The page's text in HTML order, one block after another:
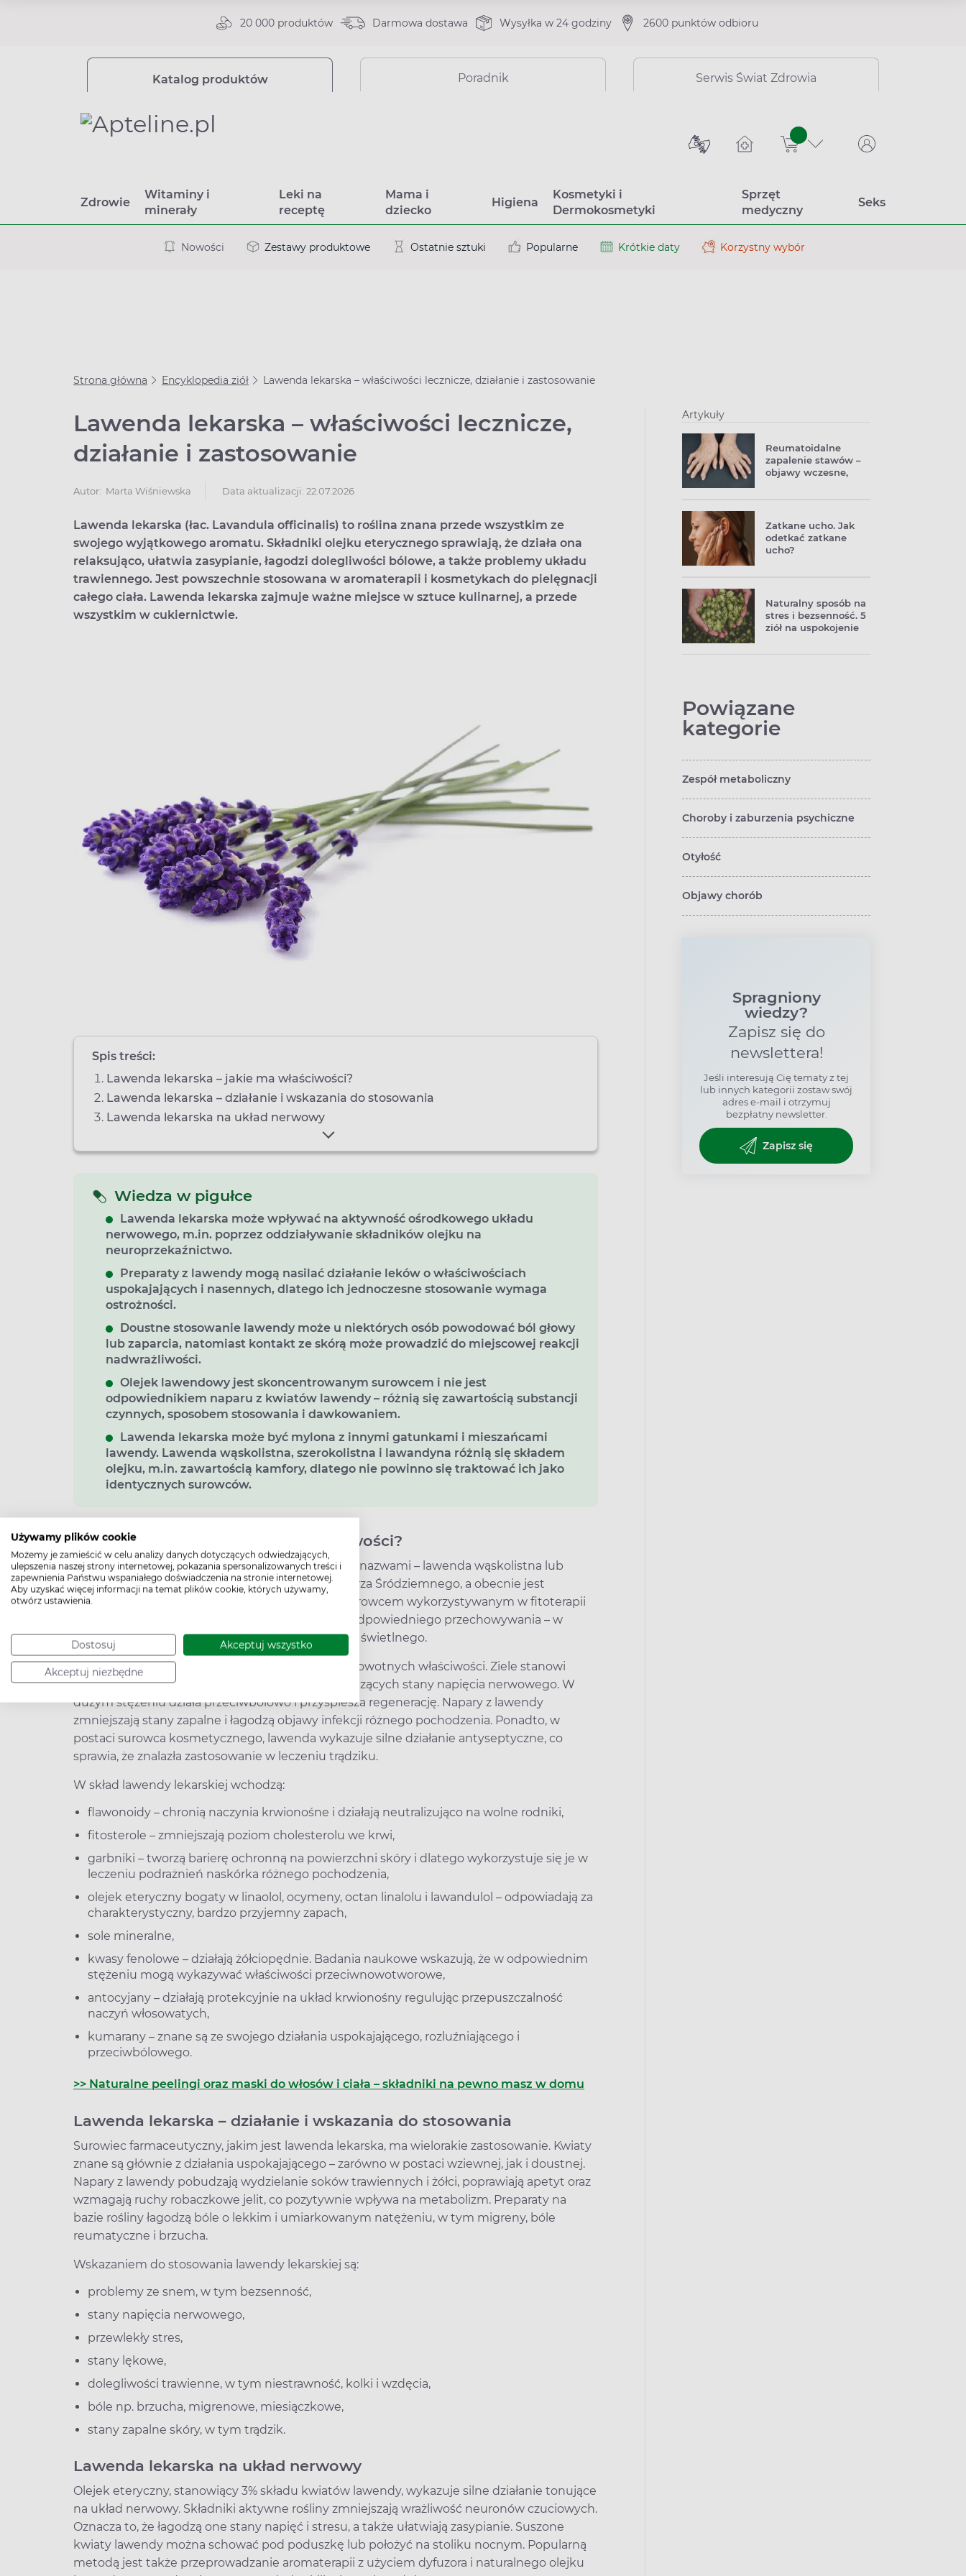
Używamy plików cookie
Możemy je zamieścić w celu analizy danych dotyczących odwiedzających,
ulepszenia naszej strony internetowej, pokazania spersonalizowanych treści i
zapewnienia Państwu wspaniałego doświadczenia na stronie internetowej.
Aby uzyskać więcej informacji na temat plików cookie, których używamy,
otwórz ustawienia.
Dostosuj Akceptuj wszystko
Akceptuj niezbędne
20 000 produktów Darmowa dostawa Wysyłka w 24 godziny 2600 punktów odbioru
Katalog produktów Poradnik Serwis Świat Zdrowia
sztuk
Zdrowie
Witaminy i
minerały
Leki na
receptę
Mama i
dziecko
Higiena
Kosmetyki i
Dermokosmetyki
Sprzęt
medyczny
Seks
Nowości Zestawy produktowe Ostatnie sztuki Popularne Krótkie daty Korzystny wybór
Strona główna Encyklopedia ziół Lawenda lekarska – właściwości lecznicze, działanie i zastosowanie
Lawenda lekarska – właściwości lecznicze,
działanie i zastosowanie
Autor: Marta Wiśniewska Data aktualizacji: 22.07.2026
Lawenda lekarska (łac. Lavandula officinalis) to roślina znana przede wszystkim ze
swojego wyjątkowego aromatu. Składniki olejku eterycznego sprawiają, że działa ona
relaksująco, ułatwia zasypianie, łagodzi dolegliwości bólowe, a także problemy układu
trawiennego. Jest powszechnie stosowana w aromaterapii i kosmetykach do pielęgnacji
całego ciała. Lawenda lekarska zajmuje ważne miejsce w sztuce kulinarnej, a przede
wszystkim w cukiernictwie.
Spis treści:
Lawenda lekarska – jakie ma właściwości?
Lawenda lekarska – działanie i wskazania do stosowania
Lawenda lekarska na układ nerwowy
Wiedza w pigułce
Lawenda lekarska może wpływać na aktywność ośrodkowego układu
nerwowego, m.in. poprzez oddziaływanie składników olejku na
neuroprzekaźnictwo.
Preparaty z lawendy mogą nasilać działanie leków o właściwościach
uspokajających i nasennych, dlatego ich jednoczesne stosowanie wymaga
ostrożności.
Doustne stosowanie lawendy może u niektórych osób powodować ból głowy
lub zaparcia, natomiast kontakt ze skórą może prowadzić do miejscowej reakcji
nadwrażliwości.
Olejek lawendowy jest skoncentrowanym surowcem i nie jest
odpowiednikiem naparu z kwiatów lawendy – różnią się zawartością substancji
czynnych, sposobem stosowania i dawkowaniem.
Lawenda lekarska może być mylona z innymi gatunkami i mieszańcami
lawendy. Lawenda wąskolistna, szerokolistna i lawandyna różnią się składem
olejku, m.in. zawartością kamfory, dlatego nie powinno się traktować ich jako
identycznych surowców.
Lawenda lekarska – jakie ma właściwości?
Lawenda lekarska występuje również pod innymi nazwami – lawenda wąskolistna lub
angielska. Roślina pochodzi z rejonów basenu Morza Śródziemnego, a obecnie jest
uprawiana na całym świecie, również w Polsce. Surowcem wykorzystywanym w fitoterapii
jest suszony kwiat lawendy. Wymaga on jednak odpowiedniego przechowywania – w
suchym miejscu bez dostępu do promieniowania świetlnego.
Kwiaty lawendy lekarskiej wykazują szereg prozdrowotnych właściwości. Ziele stanowi
częsty składnik preparatów na bezsenność i łagodzących stany napięcia nerwowego. W
dużym stężeniu działa przeciwbólowo i przyspiesza regenerację. Napary z lawendy
zmniejszają stany zapalne i łagodzą objawy infekcji różnego pochodzenia. Ponadto, w
postaci surowca kosmetycznego, lawenda wykazuje silne działanie antyseptyczne, co
sprawia, że znalazła zastosowanie w leczeniu trądziku.
W skład lawendy lekarskiej wchodzą:
flawonoidy – chronią naczynia krwionośne i działają neutralizująco na wolne rodniki,
fitosterole – zmniejszają poziom cholesterolu we krwi,
garbniki – tworzą barierę ochronną na powierzchni skóry i dlatego wykorzystuje się je w
leczeniu podrażnień naskórka różnego pochodzenia,
olejek eteryczny bogaty w linaolol, ocymeny, octan linalolu i lawandulol – odpowiadają za
charakterystyczny, bardzo przyjemny zapach,
sole mineralne,
kwasy fenolowe – działają żółciopędnie. Badania naukowe wskazują, że w odpowiednim
stężeniu mogą wykazywać właściwości przeciwnowotworowe,
antocyjany – działają protekcyjnie na układ krwionośny regulując przepuszczalność
naczyń włosowatych,
kumarany – znane są ze swojego działania uspokajającego, rozluźniającego i
przeciwbólowego.
>> Naturalne peelingi oraz maski do włosów i ciała – składniki na pewno masz w domu
Lawenda lekarska – działanie i wskazania do stosowania
Surowiec farmaceutyczny, jakim jest lawenda lekarska, ma wielorakie zastosowanie. Kwiaty
znane są głównie z działania uspokajającego – zarówno w postaci wziewnej, jak i doustnej.
Napary z lawendy pobudzają wydzielanie soków trawiennych i żółci, poprawiają apetyt oraz
wzmagają ruchy robaczkowe jelit, co pozytywnie wpływa na metabolizm. Preparaty na
bazie rośliny łagodzą bóle o lekkim i umiarkowanym natężeniu, w tym migreny, bóle
reumatyczne i brzucha.
Wskazaniem do stosowania lawendy lekarskiej są:
problemy ze snem, w tym bezsenność,
stany napięcia nerwowego,
przewlekły stres,
stany lękowe,
dolegliwości trawienne, w tym niestrawność, kolki i wzdęcia,
bóle np. brzucha, migrenowe, miesiączkowe,
stany zapalne skóry, w tym trądzik.
Lawenda lekarska na układ nerwowy
Olejek eteryczny, stanowiący 3% składu kwiatów lawendy, wykazuje silne działanie tonujące
na układ nerwowy. Składniki aktywne rośliny zmniejszają wrażliwość neuronów czuciowych.
Oznacza to, że łagodzą one stany napięć i stresu, a także ułatwiają zasypianie. Suszone
kwiaty lawendy można schować pod poduszkę lub położyć na stoliku nocnym. Popularną
metodą jest także przeprowadzanie aromaterapii z użyciem dyfuzora i naturalnego olejku
Artykuły
Reumatoidalne
zapalenie stawów –
objawy wczesne,
Zatkane ucho. Jak
odetkać zatkane
ucho?
Naturalny sposób na
stres i bezsenność. 5
ziół na uspokojenie
Powiązane
kategorie
Zespół metaboliczny
Choroby i zaburzenia psychiczne
Otyłość
Objawy chorób
Spragniony
wiedzy?
Zapisz się do
newslettera!
Jeśli interesują Cię tematy z tej
lub innych kategorii zostaw swój
adres e-mail i otrzymuj
bezpłatny newsletter.
Zapisz się